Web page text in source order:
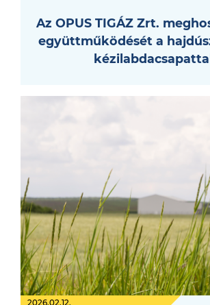
Az OPUS TIGÁZ Zrt.
együttműködését a
kézilabdacsapattal